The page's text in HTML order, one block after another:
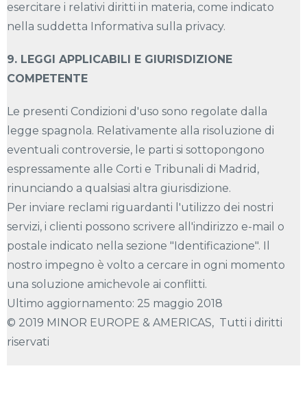
esercitare i relativi diritti in materia, come indicato
nella suddetta Informativa sulla privacy.
9. LEGGI APPLICABILI E GIURISDIZIONE
COMPETENTE
Le presenti Condizioni d'uso sono regolate dalla
legge spagnola. Relativamente alla risoluzione di
eventuali controversie, le parti si sottopongono
espressamente alle Corti e Tribunali di Madrid,
rinunciando a qualsiasi altra giurisdizione.
Per inviare reclami riguardanti l'utilizzo dei nostri
servizi, i clienti possono scrivere all'indirizzo e-mail o
postale indicato nella sezione "Identificazione". Il
nostro impegno è volto a cercare in ogni momento
una soluzione amichevole ai conflitti.
Ultimo aggiornamento: 25 maggio 2018
© 2019 MINOR EUROPE & AMERICAS, Tutti i diritti
riservati